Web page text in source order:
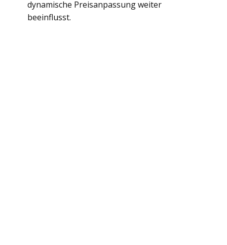
dynamische Preisanpassung weiter
beeinflusst.